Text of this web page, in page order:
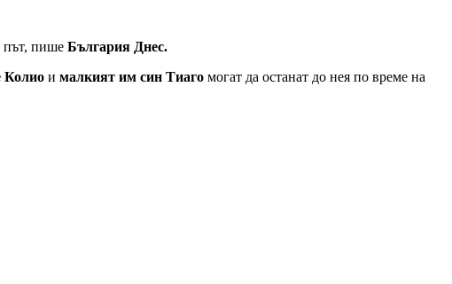
път, пише България Днес.
Колио и малкият им син Тиаго могат да останат до нея по време на